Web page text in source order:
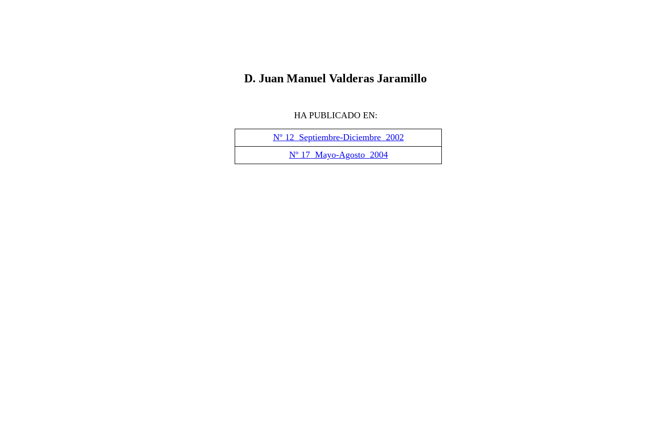
D. Juan Manuel Valderas Jaramillo
HA PUBLICADO EN:
Nº 12 Septiembre-Diciembre 2002
Nº 17 Mayo-Agosto 2004